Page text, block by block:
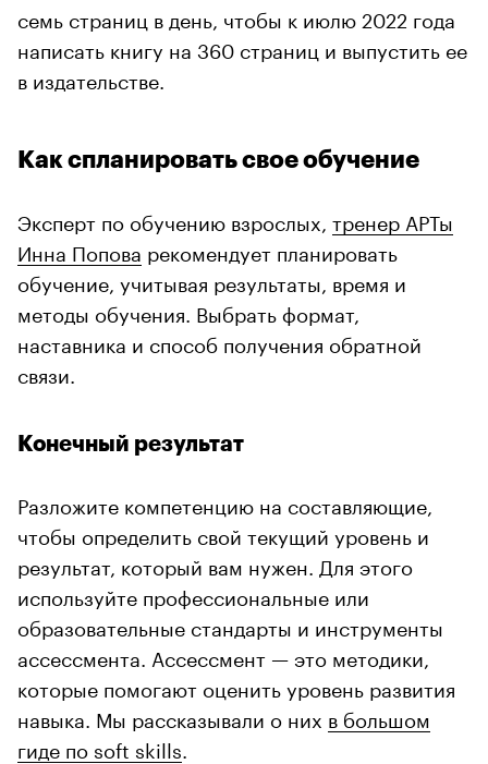
семь страниц в день, чтобы к июлю 2022 года
написать книгу на 360 страниц и выпустить ее
в издательстве.
Как спланировать свое обучение
Эксперт по обучению взрослых, тренер АРТы
Инна Попова рекомендует планировать
обучение, учитывая результаты, время и
методы обучения. Выбрать формат,
наставника и способ получения обратной
связи.
Конечный результат
Разложите компетенцию на составляющие,
чтобы определить свой текущий уровень и
результат, который вам нужен. Для этого
используйте профессиональные или
образовательные стандарты и инструменты
ассессмента. Ассессмент — это методики,
которые помогают оценить уровень развития
навыка. Мы рассказывали о них в большом
гиде по soft skills